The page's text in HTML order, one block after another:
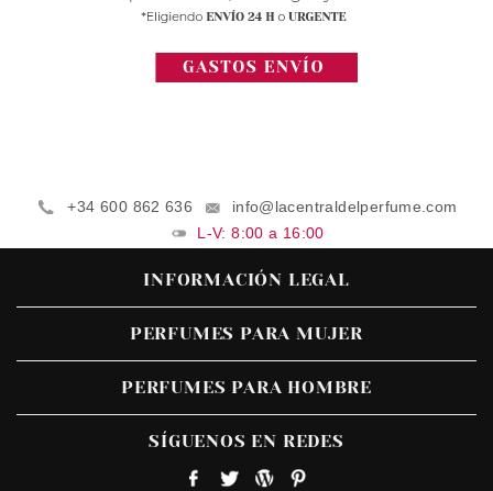
+34 600 862 636
info@lacentraldelperfume.com
L-V: 8:00 a 16:00
INFORMACIÓN LEGAL
PERFUMES PARA MUJER
PERFUMES PARA HOMBRE
SÍGUENOS EN REDES